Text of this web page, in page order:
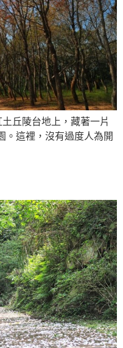
丘陵台地上，藏著一片
這裡，沒有過度人為開